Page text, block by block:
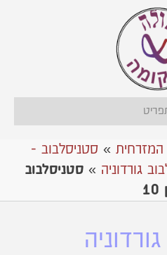
המזרחית » סטניסלבוב -
גורדוניה » סטניסלבוב